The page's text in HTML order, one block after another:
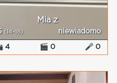
Mia z
(14-18) niewiadomo
4 🎬 0 🎤 0